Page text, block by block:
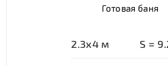
Готовая баня
2.3х4м S =